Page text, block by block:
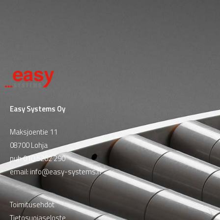
Easy Systems Oy
Maksjoentie 11
08700 Lohja
puh010 5262 290
email: info@easy-systems.fi
Toimitusehdot